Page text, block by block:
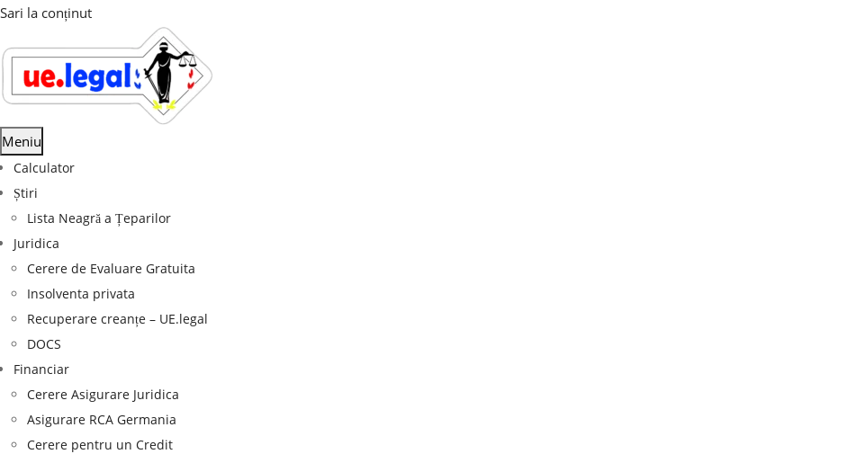
Sari la conținut
Meniu
Calculator
Știri
Lista Neagră a Țeparilor
Juridica
Cerere de Evaluare Gratuita
Insolventa privata
Recuperare creanțe – UE.legal
DOCS
Financiar
Cerere Asigurare Juridica
Asigurare RCA Germania
Cerere pentru un Credit